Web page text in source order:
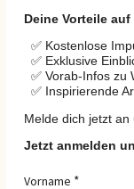
Deine Vorteile
✅ Kostenlose
✅ Exklusive
✅ Vorab-Infos zu
✅ Inspirierende
Melde dich jetzt
Jetzt anmelden
Vorname